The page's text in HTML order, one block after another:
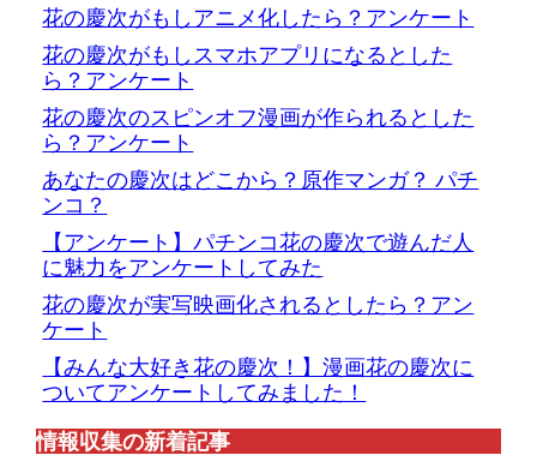
花の慶次がもしアニメ化したら？アンケート
花の慶次がもしスマホアプリになるとした
ら？アンケート
花の慶次のスピンオフ漫画が作られるとした
ら？アンケート
あなたの慶次はどこから？原作マンガ？ パチ
ンコ？
【アンケート】パチンコ花の慶次で遊んだ人
に魅力をアンケートしてみた
花の慶次が実写映画化されるとしたら？アン
ケート
【みんな大好き花の慶次！】漫画花の慶次に
ついてアンケートしてみました！
情報収集の新着記事